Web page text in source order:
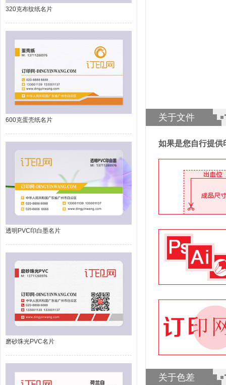
320克布纹纸名片
600克蛋壳纸名片
透明PVC印白墨名片
磨砂珠光PVC名片
关于文件
如果是您自行提供
关于色差